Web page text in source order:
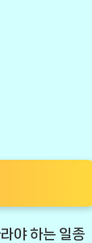
야 하는 일종